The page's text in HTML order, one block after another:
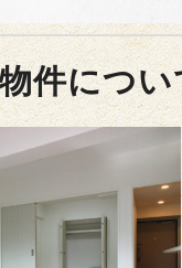
件につ